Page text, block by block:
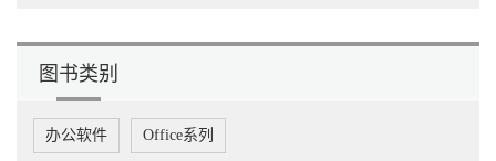
图书类别
办公软件 Office系列